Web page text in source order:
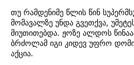
თუ რამდენიმე წლის წინ
მომავალზე უნდა გვეთქვა,
მიუთითებდა. ჟოზე ალდოს
ბრძოლამ იგი კიდევ უფრო
აქცია.